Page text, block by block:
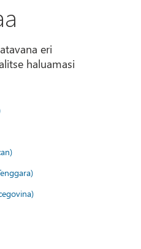
eri
haluamasi